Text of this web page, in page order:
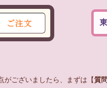
がございましたら、まずは【質